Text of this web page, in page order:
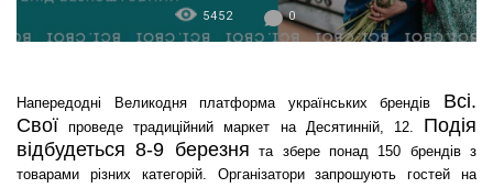
5452 0
Напередодні Великодня платформа українських брендів Всі.
Свої проведе традиційний маркет на Десятинній, 12. Подія
відбудеться 8-9 березня та збере понад 150 брендів з
товарами різних категорій. Організатори запрошують гостей на